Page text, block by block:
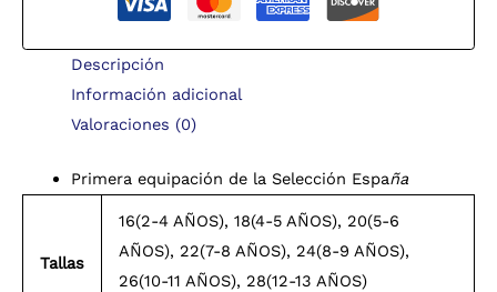
Descripción
Información adicional
Valoraciones (0)
Primera equipación de la Selección España
Tallas
16(2-4 AÑOS), 18(4-5 AÑOS), 20(5-6
AÑOS), 22(7-8 AÑOS), 24(8-9 AÑOS),
26(10-11 AÑOS), 28(12-13 AÑOS)